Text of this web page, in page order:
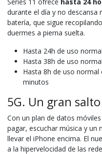
durante el día y no descansa
batería, que sigue
duermes a pierna suelta.
Hasta 24h de uso
Hasta 38h de uso
Hasta 8h de uso normal
minutos
5G. Un gran
Con un plan de datos
pagar, escuchar música y
llevar el iPhone encima. El
a la hipervelocidad de las